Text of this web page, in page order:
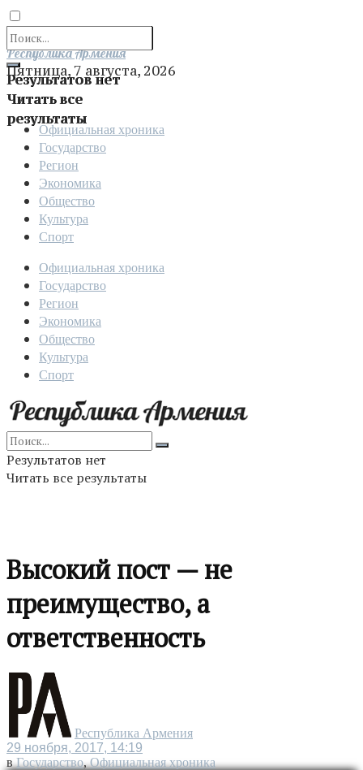
Результатов нет
Читать все
результаты
Отправить
Республика Армения
Пятница, 7 августа, 2026
Официальная хроника
Государство
Регион
Экономика
Общество
Культура
Спорт
Официальная хроника
Государство
Регион
Экономика
Общество
Культура
Спорт
Результатов нет
Читать все результаты
Высокий пост — не
преимущество, а
ответственность
Республика Армения
29 ноября, 2017, 14:19
в Государство,Официальная хроника